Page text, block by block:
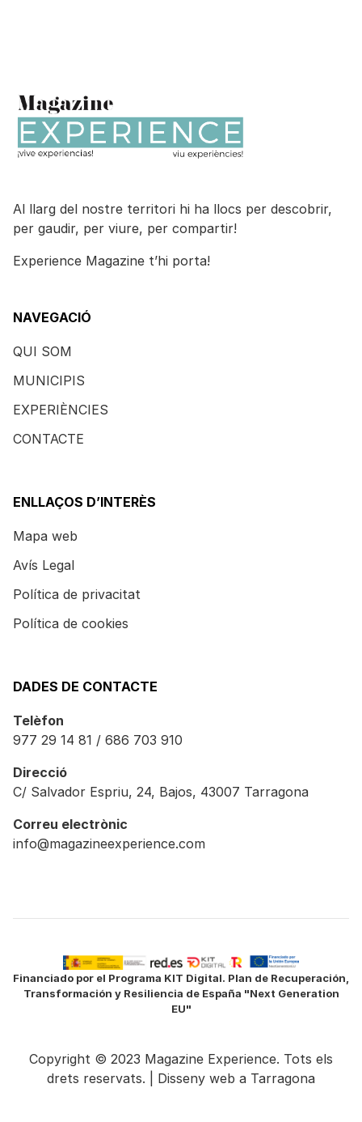
Al llarg del nostre territori hi ha llocs per descobrir,
per gaudir, per viure, per compartir!
Experience Magazine t’hi porta!
NAVEGACIÓ
QUI SOM
MUNICIPIS
EXPERIÈNCIES
CONTACTE
ENLLAÇOS D’INTERÈS
Mapa web
Avís Legal
Política de privacitat
Política de cookies
DADES DE CONTACTE
Telèfon
977 29 14 81 / 686 703 910
Direcció
C/ Salvador Espriu, 24, Bajos, 43007 Tarragona
Correu electrònic
info@magazineexperience.com
Financiado por el Programa KIT Digital. Plan de Recuperación,
Transformación y Resiliencia de España "Next Generation
EU"
Copyright © 2023 Magazine Experience. Tots els
drets reservats. | Disseny web a Tarragona